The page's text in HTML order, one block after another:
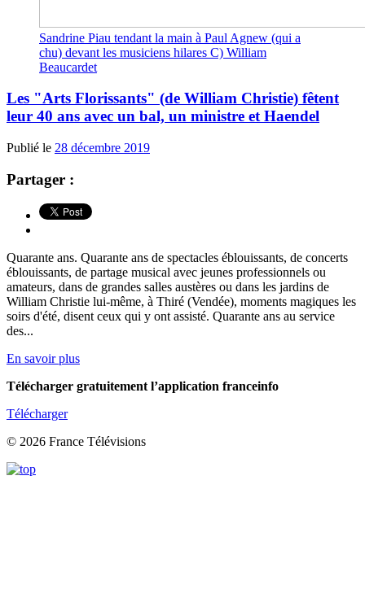
Sandrine Piau tendant la main à Paul Agnew (qui a
chu) devant les musiciens hilares C) William
Beaucardet
Les "Arts Florissants" (de William Christie) fêtent
leur 40 ans avec un bal, un ministre et Haendel
Publié le 28 décembre 2019
Partager :
Quarante ans. Quarante ans de spectacles éblouissants, de concerts
éblouissants, de partage musical avec jeunes professionnels ou
amateurs, dans de grandes salles austères ou dans les jardins de
William Christie lui-même, à Thiré (Vendée), moments magiques les
soirs d'été, disent ceux qui y ont assisté. Quarante ans au service
des...
En savoir plus
Télécharger gratuitement l’application franceinfo
Télécharger
© 2026 France Télévisions